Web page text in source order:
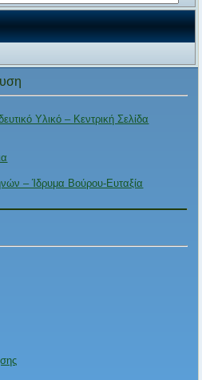
Υλικό – Κεντρική Σελίδα
– Ίδρυμα Βούρου-Ευταξία